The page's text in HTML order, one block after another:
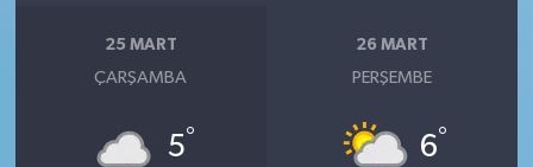
25 MART
ÇARŞAMBA
5°
26 MART
PERŞEMBE
6°